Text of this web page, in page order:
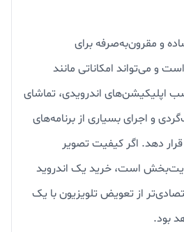
و مقرون‌به‌صرفه برای
و می‌تواند امکاناتی مانند
اپلیکیشن‌های اندرویدی، تماشای
و اجرای بسیاری از برنامه‌های
قرار دهد. اگر کیفیت تصویر
است، خرید یک اندروید
از تعویض تلویزیون با یک
بود.